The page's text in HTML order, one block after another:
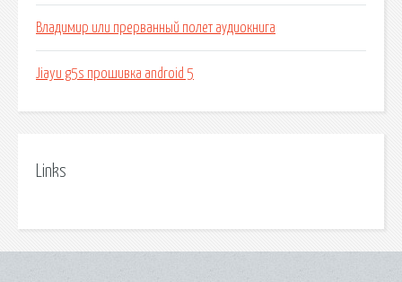
Владимир или прерванный полет аудиокнига
Jiayu g5s прошивка android 5
Links